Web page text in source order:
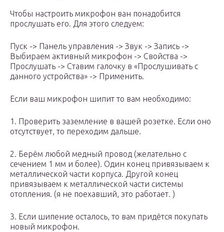
Чтобы настроить микрофон ван понадобится
прослушать его. Для этого следуем:
Пуск -> Панель управления -> Звук -> Запись ->
Выбираем активный микрофон -> Свойства ->
Прослушать -> Ставим галочку в «Прослушивать с
данного устройства» -> Применить.
Если ваш микрофон шипит то вам необходимо:
1. Проверить заземление в вашей розетке. Если оно
отсутствует, то переходим дальше.
2. Берём любой медный провод (желательно с
сечением 1 мм и более). Один конец привязываем к
металлической части корпуса. Другой конец
привязываем к металлической части системы
отопления. (я не поехавший, это работает. )
3. Если шипение осталось, то вам придётся покупать
новый микрофон.